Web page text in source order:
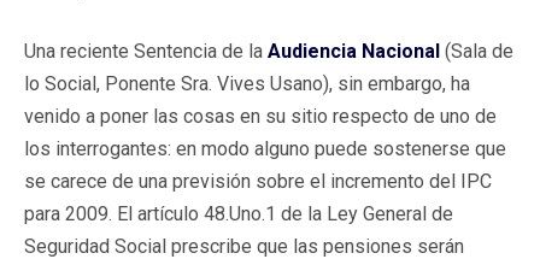
Una reciente Sentencia de la Audiencia Nacional (Sala de
lo Social, Ponente Sra. Vives Usano), sin embargo, ha
venido a poner las cosas en su sitio respecto de uno de
los interrogantes: en modo alguno puede sostenerse que
se carece de una previsión sobre el incremento del IPC
para 2009. El artículo 48.Uno.1 de la Ley General de
Seguridad Social prescribe que las pensiones serán